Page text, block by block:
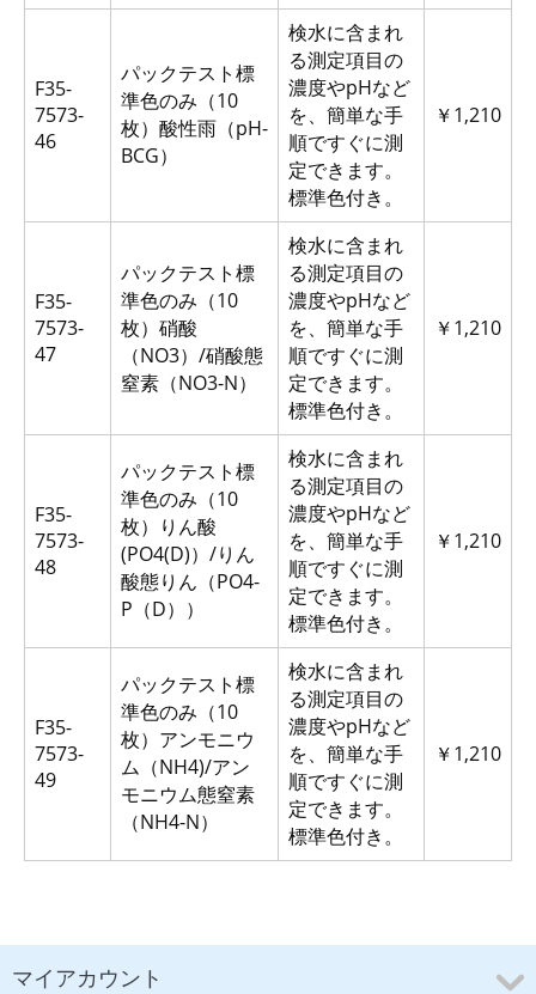
F35-
7573-
46
パックテスト標
準色のみ（10
枚）酸性雨（pH-
BCG）
検水に含まれ
る測定項目の
濃度やpHなど
を、簡単な手
順ですぐに測
定できます。
標準色付き。
￥1,210
F35-
7573-
47
パックテスト標
準色のみ（10
枚）硝酸
（NO3）/硝酸態
窒素（NO3-N）
検水に含まれ
る測定項目の
濃度やpHなど
を、簡単な手
順ですぐに測
定できます。
標準色付き。
￥1,210
F35-
7573-
48
パックテスト標
準色のみ（10
枚）りん酸
(PO4(D)）/りん
酸態りん（PO4-
P（D））
検水に含まれ
る測定項目の
濃度やpHなど
を、簡単な手
順ですぐに測
定できます。
標準色付き。
￥1,210
F35-
7573-
49
パックテスト標
準色のみ（10
枚）アンモニウ
ム（NH4)/アン
モニウム態窒素
（NH4-N）
検水に含まれ
る測定項目の
濃度やpHなど
を、簡単な手
順ですぐに測
定できます。
標準色付き。
￥1,210
マイアカウント